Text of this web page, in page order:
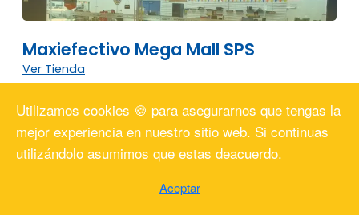
Maxiefectivo Mega Mall SPS
Ver Tienda
Utilizamos cookies 🍪 para asegurarnos que tengas la
mejor experiencia en nuestro sitio web. Si continuas
utilizándolo asumimos que estas deacuerdo.
Aceptar